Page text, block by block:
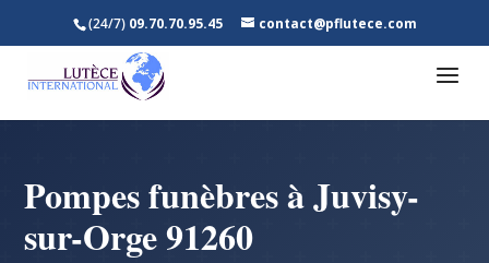
(24/7) 09.70.70.95.45 contact@pflutece.com
Pompes funèbres à Juvisy-
sur-Orge 91260